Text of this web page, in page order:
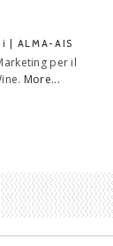
| ALMA-AIS
per il
More...